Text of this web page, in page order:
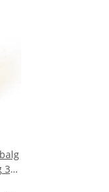
33